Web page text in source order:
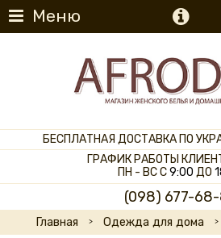
Меню
БЕСПЛАТНАЯ ДОСТАВКА ПО
ГРАФИК РАБОТЫ
ПН - ВС С9:00 ДО
(098) 677-
Главная Одежда для дома